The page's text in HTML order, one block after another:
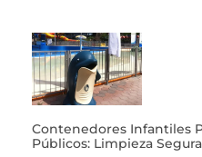
Contenedores Infantiles
Públicos: Limpieza